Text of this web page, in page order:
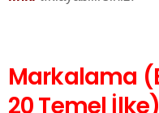
Markalama
20 Temel İlke)